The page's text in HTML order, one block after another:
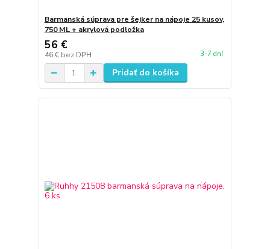
Barmanská súprava pre šejker na nápoje 25 kusov,
750 ML + akrylová podložka
56 €
46 € bez DPH 3-7 dní
Pridať do košíka